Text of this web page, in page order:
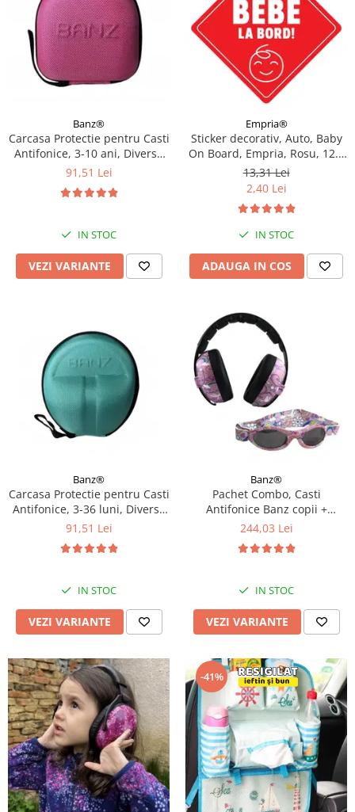
Banz®
Carcasa Protectie pentru Casti
Antifonice, 3-10 ani, Diverse
culori
91,51 Lei
IN STOC
VEZI VARIANTE
Empria®
Sticker decorativ, Auto, Baby
On Board, Empria, Rosu, 12.5
x 12.5 cm
13,31 Lei
2,40 Lei
IN STOC
ADAUGA IN COS
Banz®
Carcasa Protectie pentru Casti
Antifonice, 3-36 luni, Diverse
culori
91,51 Lei
IN STOC
VEZI VARIANTE
Banz®
Pachet Combo, Casti
Antifonice Banz copii +
Ochelari de Soare Protectie
modele
244,03 Lei
IN STOC
VEZI VARIANTE
-41%